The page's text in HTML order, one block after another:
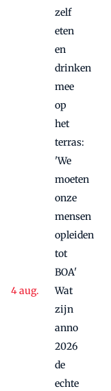
toekomst:
'Waar
hecht de
gast écht
waarde
zelf
eten
en
drinken
mee
op
het
terras:
'We
moeten
onze
mensen
opleiden
tot
BOA'
Wat
zijn
anno
2026
de
echte